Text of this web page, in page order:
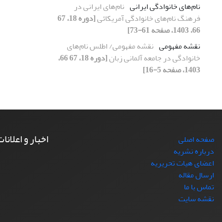
نام‌های خانوادگی ایرانی نام‌های ایرانی در
فرهنگ نام‌های خانوادگی آمریکائی
[دوره 18، 67
66، 1403، صفحه 61-73]
نقشه مفهومی نقشه مفهومی/ اطلس نام‌های
خانوادگی در جامعه آلمانی زبان
[دوره 18، 67 66،
1403، صفحه 5-16]
صفحه اصلی
درباره نشریه
اعضای هیات تحریریه
ارسال مقاله
تماس با ما
نقشه سایت
اخبار و